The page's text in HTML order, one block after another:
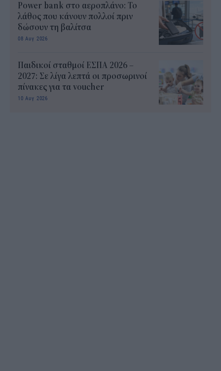
Power bank στο αεροπλάνο: Το
λάθος που κάνουν πολλοί πριν
δώσουν τη βαλίτσα
08 Αυγ 2026
Παιδικοί σταθμοί ΕΣΠΑ 2026 –
2027: Σε λίγα λεπτά οι προσωρινοί
πίνακες για τα voucher
10 Αυγ 2026